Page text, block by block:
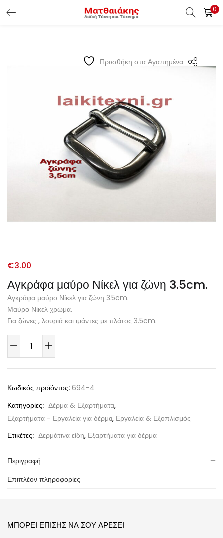
0
Προσθήκη στα Αγαπημένα
Αγκράφα μαύρο Νίκελ για ζώνη 3.5cm.
€3.00
Αγκράφα μαύρο Νίκελ για ζώνη 3.5cm.
Μαύρο Νίκελ χρώμα.
Για ζώνες , λουριά και ιμάντες με πλάτος 3.5cm.
Κωδικός προϊόντος: 694-4
Κατηγορίες: Δέρμα & Εξαρτήματα,
Εξαρτήματα - Εργαλεία για δέρμα, Εργαλεία & Εξοπλισμός
Ετικέτες: Δερμάτινα είδη, Εξαρτήματα για δέρμα
Περιγραφή
Επιπλέον πληροφορίες
ΜΠΟΡΕΊ ΕΠΊΣΗΣ ΝΑ ΣΟΥ ΑΡΈΣΕΙ
ΕΊΣΟΔΟΣ ΠΕΛΑΤΏΝ
Υπενθύμιση κωδικού
Είσοδος Πελατών
Χάσατε τον κωδικό σας ?